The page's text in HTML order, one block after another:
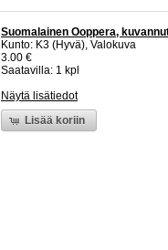
Suomalainen Ooppera,
Kunto: K3 (Hyvä), Valokuva
3.00 €
Saatavilla: 1 kpl
Näytä lisätiedot
Lisää koriin